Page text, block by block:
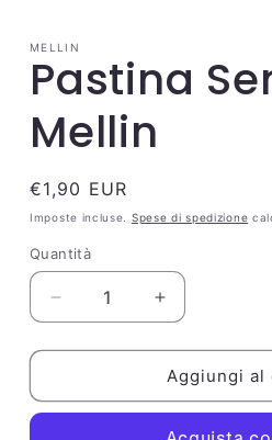
finestra
modale
MELLIN
Pastina
Mellin
Prezzo
di
listino
€1,90 EUR
Imposte incluse. Spese di spedizione
Quantità
Quantità
Diminuisci
quantità
per
Semini
Aumenta
quantità
per
Pastina
Semini
Aggiungi al